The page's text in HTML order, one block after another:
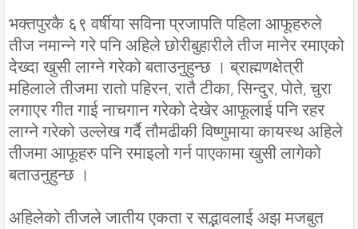
भक्तपुरकै ६९ वर्षीया सविना प्रजापति पहिला आफूहरुले
तीज नमान्ने गरे पनि अहिले छोरीबुहारीले तीज मानेर रमाएको
देख्दा खुसी लाग्ने गरेको बताउनुहुन्छ । ब्राह्मणक्षेत्री
महिलाले तीजमा रातो पहिरन, रातै टीका, सिन्दुर, पोते, चुरा
लगाएर गीत गाई नाचगान गरेको देखेर आफूलाई पनि रहर
लाग्ने गरेको उल्लेख गर्दै तौमढीकी विष्णुमाया कायस्थ अहिले
तीजमा आफूहरु पनि रमाइलो गर्न पाएकामा खुसी लागेको
बताउनुहुन्छ ।
अहिलेको तीजले जातीय एकता र सद्भावलाई अझ मजबुत